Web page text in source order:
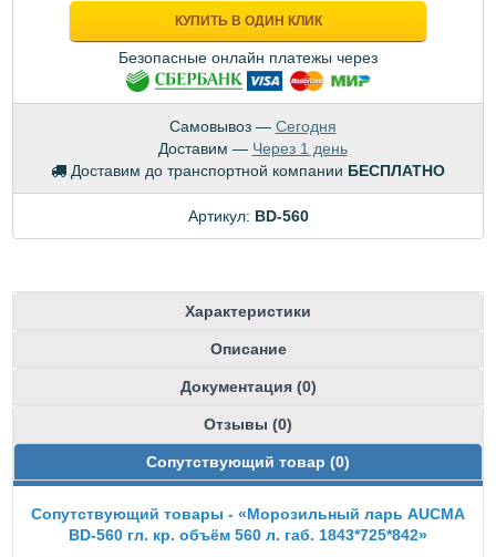
КУПИТЬ В ОДИН КЛИК
Безопасные онлайн платежы через
Самовывоз — Сегодня
Доставим — Через 1 день
Доставим до транспортной компании БЕСПЛАТНО
Артикул: BD-560
Характеристики
Описание
Документация (0)
Отзывы (0)
Сопутствующий товар (0)
Сопутствующий товары - «Морозильный ларь AUCMA
BD-560 гл. кр. объём 560 л. габ. 1843*725*842»